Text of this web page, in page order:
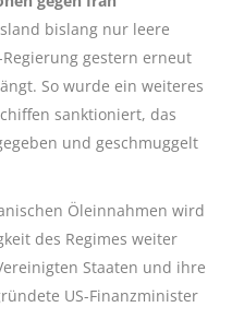
bislang nur leere
gestern erneut
So wurde ein weiteres
sanktioniert, das
und geschmuggelt
Öleinnahmen wird
des Regimes weiter
Staaten und ihre
US-Finanzminister